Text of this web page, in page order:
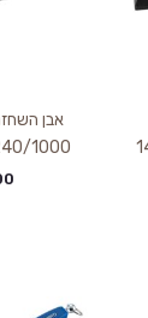
אבן
1000***14606124